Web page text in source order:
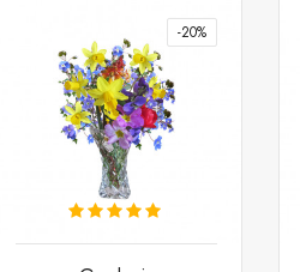
-20%